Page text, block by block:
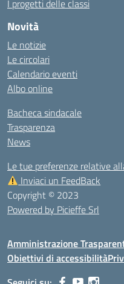
I progetti delle classi
Novità
Le notizie
Le circolari
Calendario eventi
Albo online
Bacheca sindacale
Trasparenza
News
Le tue preferenze relative
Inviaci un FeedBack
Copyright © 2023
Powered by Picieffe Srl
Amministrazione
Obiettivi di accessibilità